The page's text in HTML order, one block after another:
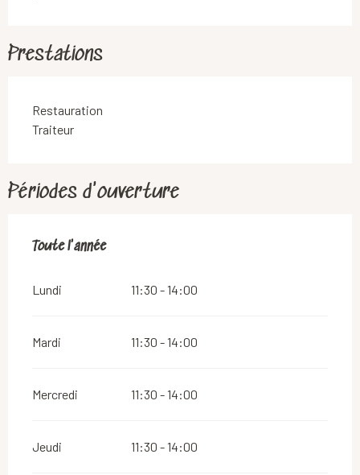
Prestations
Restauration
Traiteur
Périodes d'ouverture
Toute l'année
Toute l'année
Lundi 11:30 - 14:00
Mardi 11:30 - 14:00
Mercredi 11:30 - 14:00
Jeudi 11:30 - 14:00